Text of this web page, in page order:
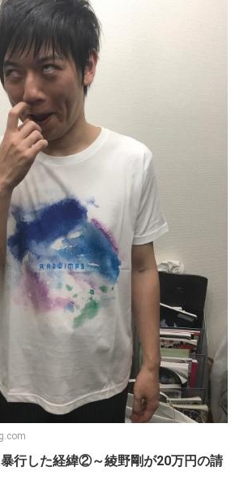
行した経緯②～綾野剛が20万円の請